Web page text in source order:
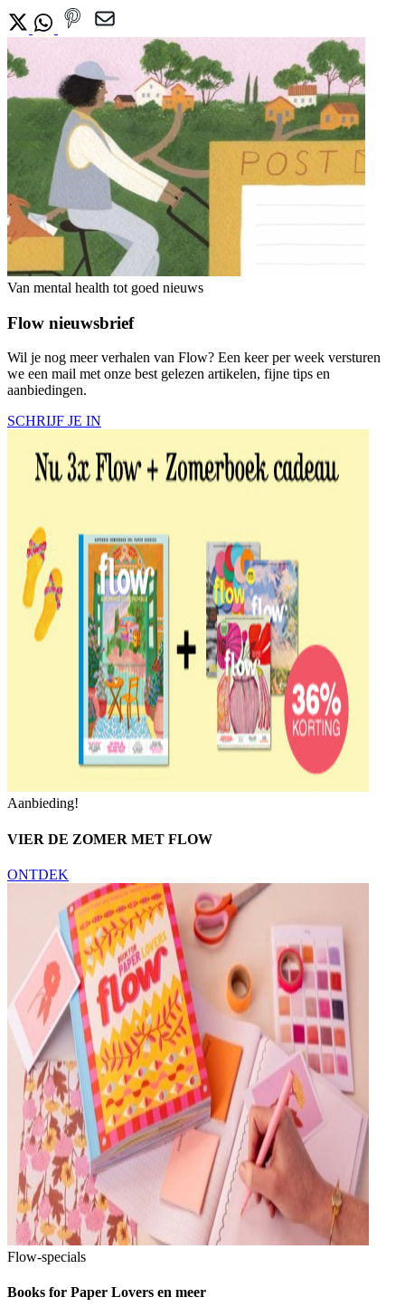
Van mental health tot goed nieuws
Flow nieuwsbrief
Wil je nog meer verhalen van Flow? Een keer per week versturen
we een mail met onze best gelezen artikelen, fijne tips en
aanbiedingen.
SCHRIJF JE IN
Aanbieding!
VIER DE ZOMER MET FLOW
ONTDEK
Flow-specials
Books for Paper Lovers en meer